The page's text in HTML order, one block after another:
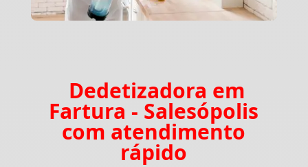
Dedetizadora em
Fartura - Salesópolis
com atendimento
rápido